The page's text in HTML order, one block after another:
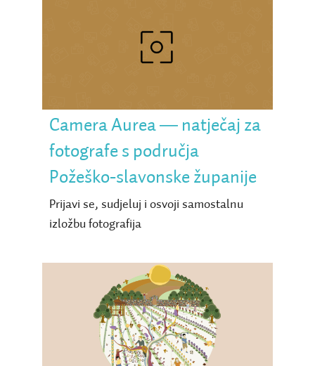
za fotografe s područja
Požeško-slavonske
Camera Aurea ― natječaj za
fotografe s područja
Požeško-slavonske županije
Prijavi se, sudjeluj i osvoji samostalnu
izložbu fotografija
Povratak u Zlatnu dolinu
― piši i prijavi se na
natječaj za najbolje